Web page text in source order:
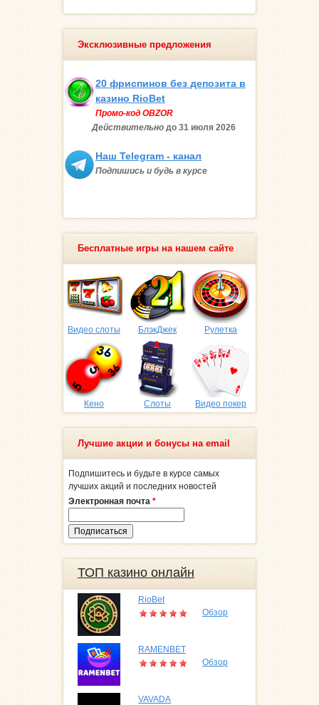
Эксклюзивные предложения
20 фриспинов без депозита в
казино RioBet
Промо-код OBZOR
Действительно до 31 июля 2026
Наш Telegram - канал
Подпишись и будь в курсе
Бесплатные игры на нашем сайте
Видео слоты БлэкДжек Рулетка
Кено Слоты Видео покер
Лучшие акции и бонусы на email
Подпишитесь и будьте в курсе самых
лучших акций и последних новостей
Электронная почта *
ТОП казино онлайн
RioBet
Обзор
RAMENBET
Обзор
VAVADA